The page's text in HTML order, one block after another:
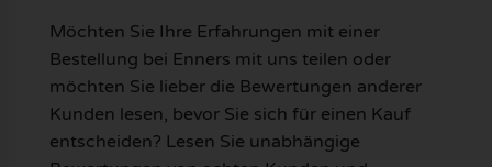
Möchten Sie Ihre Erfahrungen mit einer
Bestellung bei Enners mit uns teilen oder
möchten Sie lieber die Bewertungen anderer
Kunden lesen, bevor Sie sich für einen Kauf
entscheiden? Lesen Sie unabhängige